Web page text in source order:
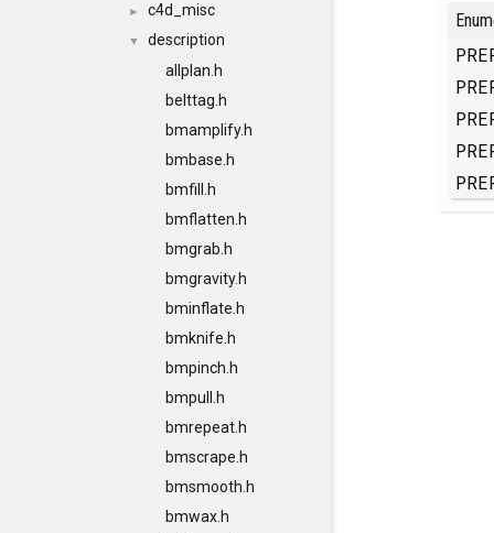
► c4d_misc
▼
description
allplan.h
belttag.h
bmamplify.h
bmbase.h
bmfill.h
bmflatten.h
bmgrab.h
bmgravity.h
bminflate.h
bmknife.h
bmpinch.h
bmpull.h
bmrepeat.h
bmscrape.h
bmsmooth.h
bmwax.h